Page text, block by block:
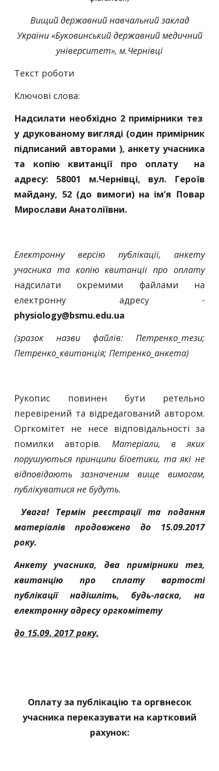
Вищий державний навчальний заклад
України «Буковинський державний медичний
університет», м.Чернівці
Текст роботи
Ключові слова:
Надсилати необхідно 2 примірники тез
у друкованому вигляді (один примірник
підписаний авторами ), анкету учасника
та копію квитанції про оплату на
адресу: 58001 м.Чернівці, вул. Героїв
майдану, 52 (до вимоги) на ім’я Повар
Мирослави Анатоліївни.
Електронну версію публікації, анкету
учасника та копію квитанції про оплату
надсилати окремими файлами на
електронну адресу -
physiology@bsmu.edu.ua
(зразок назви файлів: Петренко_тези;
Петренко_квитанція; Петренко_анкета)
Рукопис повинен бути ретельно
перевірений та відредагований автором.
Оргкомітет не несе відповідальності за
помилки авторів. Матеріали, в яких
порушуються принципи біоетики, та які не
відповідають зазначеним вище вимогам,
публікуватися не будуть.
Увага! Термін реєстрації та подання
матеріалів продовжено до 15.09.2017
року.
Анкету учасника, два примірники тез,
квитанцію про сплату вартості
публікації надішліть, будь-ласка, на
електронну адресу оргкомітету
до 15.09. 2017 року.
Оплату за публікацію та оргвнесок
учасника переказувати на картковий
рахунок: